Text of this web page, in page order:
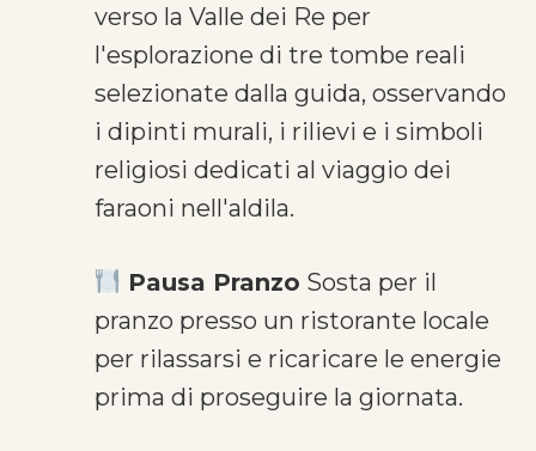
verso la Valle dei Re per
l'esplorazione di tre tombe reali
selezionate dalla guida, osservando
i dipinti murali, i rilievi e i simboli
religiosi dedicati al viaggio dei
faraoni nell'aldila.
Pausa Pranzo Sosta per il
pranzo presso un ristorante locale
per rilassarsi e ricaricare le energie
prima di proseguire la giornata.